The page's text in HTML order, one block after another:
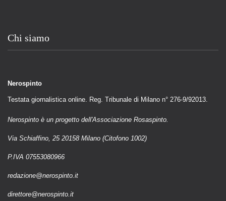
Chi siamo
Nerospinto
Testata giornalistica online. Reg. Tribunale di Milano n° 276-9/92013.
Nerospinto è un progetto dell'Associazione Rosaspinto.
Via Schiaffino, 25 20158 Milano (Citofono 1002)
P.IVA 07553080966
redazione@nerospinto.it
direttore@nerospinto.it